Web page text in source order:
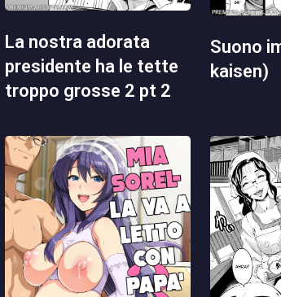
la nostra adorata
presidente ha le tette
troppo grosse 2 pt 2
suono impuro (jujutsu
kaisen)